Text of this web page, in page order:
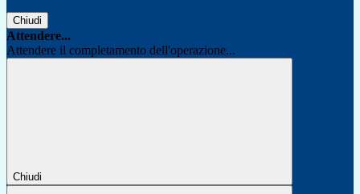
Chiudi
Attendere...
Attendere il completamento dell'operazione...
Chiudi